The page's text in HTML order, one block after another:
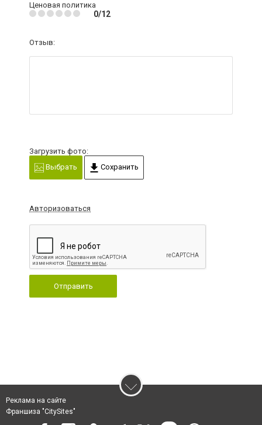
Ценовая политика
0/12
Отзыв:
Загрузить фото:
Выбрать
Сохранить
Авторизоваться
Отправить
Реклама на сайте
Франшиза "CitySites"